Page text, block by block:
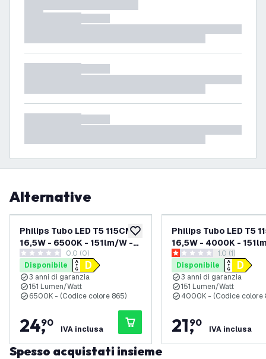
Alternative
aggiungi alla lista desideri
Philips Tubo LED T5 115CM -
16,5W - 6500K - 151lm/W -
Alta Efficienza
0 stelle di valutazione
0.0 (0)
Disponibile
3 anni di garanzia
151 Lumen/Watt
6500K - (Codice colore 865)
24,
90
IVA inclusa
Philips Tubo LED T5
16,5W - 4000K -
Alta Efficienza
apri il
1 stelle di valutazione
1.0 (1)
Disponibile
3 anni di garanzia
151 Lumen/Watt
4000K - (Codice colore
21,
90
IVA inclusa
Spesso acquistati insieme